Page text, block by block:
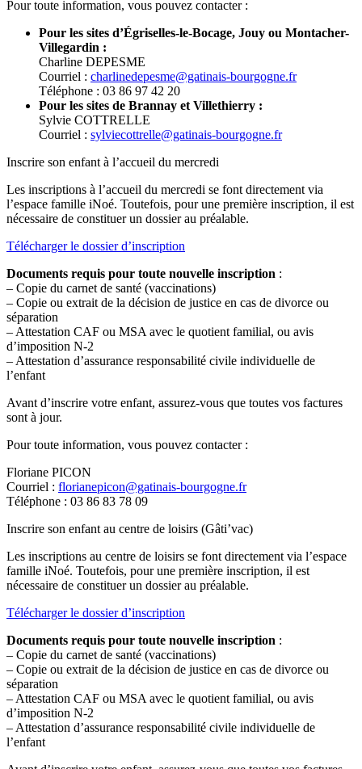
Pour toute information, vous pouvez contacter :
Pour les sites d’Égriselles-le-Bocage, Jouy ou Montacher-
Villegardin :
Charline DEPESME
Courriel : charlinedepesme@gatinais-bourgogne.fr
Téléphone : 03 86 97 42 20
Pour les sites de Brannay et Villethierry :
Sylvie COTTRELLE
Courriel : sylviecottrelle@gatinais-bourgogne.fr
Inscrire son enfant à l’accueil du mercredi
Les inscriptions à l’accueil du mercredi se font directement via
l’espace famille iNoé. Toutefois, pour une première inscription, il est
nécessaire de constituer un dossier au préalable.
Télécharger le dossier d’inscription
Documents requis pour toute nouvelle inscription :
– Copie du carnet de santé (vaccinations)
– Copie ou extrait de la décision de justice en cas de divorce ou
séparation
– Attestation CAF ou MSA avec le quotient familial, ou avis
d’imposition N-2
– Attestation d’assurance responsabilité civile individuelle de
l’enfant
Avant d’inscrire votre enfant, assurez-vous que toutes vos factures
sont à jour.
Pour toute information, vous pouvez contacter :
Floriane PICON
Courriel : florianepicon@gatinais-bourgogne.fr
Téléphone : 03 86 83 78 09
Inscrire son enfant au centre de loisirs (Gâti’vac)
Les inscriptions au centre de loisirs se font directement via l’espace
famille iNoé. Toutefois, pour une première inscription, il est
nécessaire de constituer un dossier au préalable.
Télécharger le dossier d’inscription
Documents requis pour toute nouvelle inscription :
– Copie du carnet de santé (vaccinations)
– Copie ou extrait de la décision de justice en cas de divorce ou
séparation
– Attestation CAF ou MSA avec le quotient familial, ou avis
d’imposition N-2
– Attestation d’assurance responsabilité civile individuelle de
l’enfant